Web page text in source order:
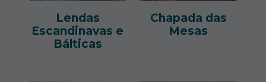
Lendas
Escandinavas e
Bálticas
Chapada das
Mesas